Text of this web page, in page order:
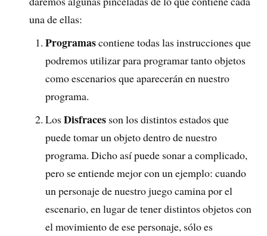
una de ellas:
Programascontiene todas las instrucciones que
podremos utilizar para programar tanto objetos
como escenarios que aparecerán en nuestro
programa.
LosDisfracesson los distintos estados que
puede tomar un objeto dentro de nuestro
programa. Dicho así puede sonar a complicado,
pero se entiende mejor con un ejemplo: cuando
un personaje de nuestro juego camina por el
escenario, en lugar de tener distintos objetos con
el movimiento de ese personaje, sólo es